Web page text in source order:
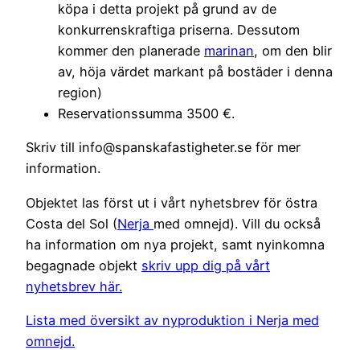
köpa i detta projekt på grund av de
konkurrenskraftiga priserna. Dessutom
kommer den planerade marinan, om den blir
av, höja värdet markant på bostäder i denna
region)
Reservationssumma 3500 €.
Skriv till info@spanskafastigheter.se för mer
information.
Objektet las först ut i vårt nyhetsbrev för östra
Costa del Sol (Nerja med omnejd). Vill du också
ha information om nya projekt, samt nyinkomna
begagnade objekt skriv upp dig på vårt
nyhetsbrev här.
Lista med översikt av nyproduktion i Nerja med
omnejd.